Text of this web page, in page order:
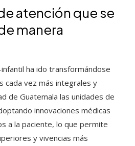
atención que se
manera
ha ido transformándose
cada vez más integrales y
de Guatemala las unidades de
innovaciones médicas
a la paciente, lo que permite
y vivencias más